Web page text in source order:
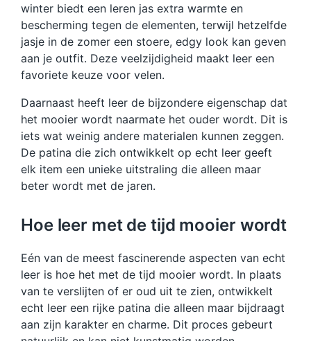
winter biedt een leren jas extra warmte en
bescherming tegen de elementen, terwijl hetzelfde
jasje in de zomer een stoere, edgy look kan geven
aan je outfit. Deze veelzijdigheid maakt leer een
favoriete keuze voor velen.
Daarnaast heeft leer de bijzondere eigenschap dat
het mooier wordt naarmate het ouder wordt. Dit is
iets wat weinig andere materialen kunnen zeggen.
De patina die zich ontwikkelt op echt leer geeft
elk item een unieke uitstraling die alleen maar
beter wordt met de jaren.
Hoe leer met de tijd mooier wordt
Eén van de meest fascinerende aspecten van echt
leer is hoe het met de tijd mooier wordt. In plaats
van te verslijten of er oud uit te zien, ontwikkelt
echt leer een rijke patina die alleen maar bijdraagt
aan zijn karakter en charme. Dit proces gebeurt